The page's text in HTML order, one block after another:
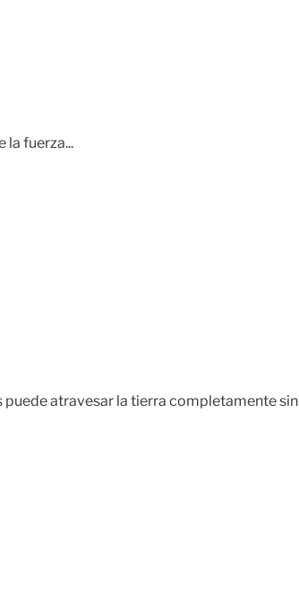
la fuerza...
puede atravesar la tierra completamente sin